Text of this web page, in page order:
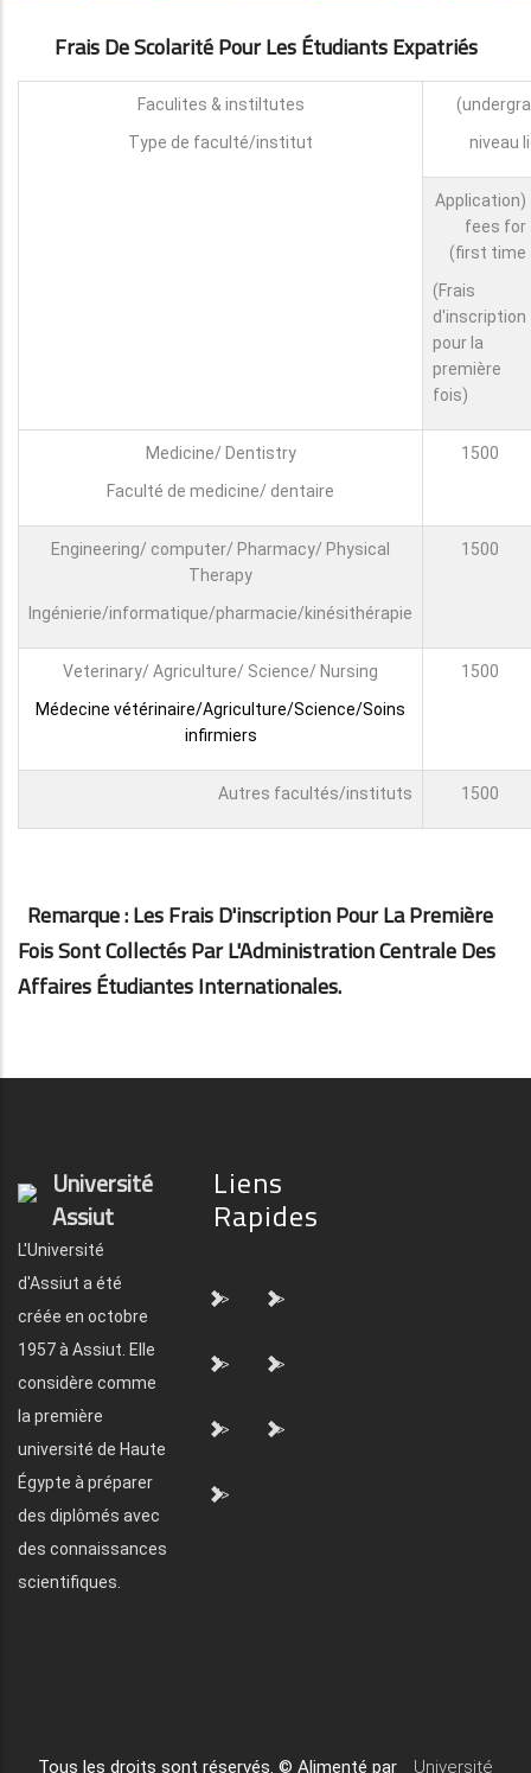
Frais De Scolarité Pour Les Étudiants ExpatriÉS
Faculites & instiltutes
Type de faculté/institut
niveau
(Application
fees for
first time)
(Frais
d'inscription
pour la
première
fois)
Medicine/ Dentistry
Faculté de medicine/ dentaire
1500
Engineering/ computer/ Pharmacy/ Physical
Therapy
Ingénierie/informatique/pharmacie/kinésithérapie
1500
Veterinary/ Agriculture/ Science/ Nursing
Médecine vétérinaire/Agriculture/Science/Soins
infirmiers
1500
Autres facultés/instituts 1500
Remarque : Les Frais D'inscription Pour La Première
Fois Sont Collectés Par L'Administration Centrale Des
Affaires Étudiantes Internationales.
Université
Assiut
L'Université
d'Assiut a été
créée en octobre
1957 à Assiut. Elle
considère comme
la première
université de Haute
Égypte à préparer
des diplômés avec
des connaissances
scientifiques.
Liens
Rapides
"> ">
"> ">
"> ">
">
Tous les droits sont réservés. © Alimenté par Université